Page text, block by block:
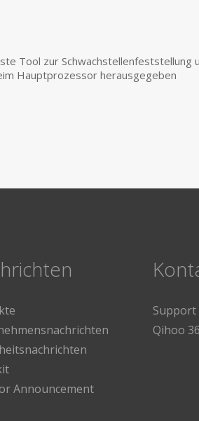
Tool zur Schwachstellenfeststellung
Hauptprozessor herausgegeben
Announcement
Support
Qihoo